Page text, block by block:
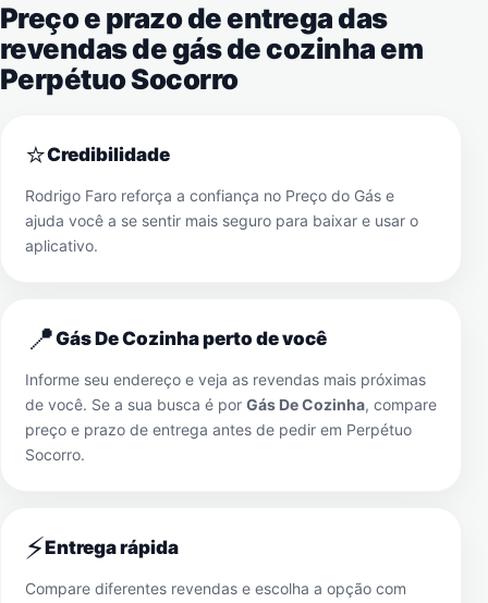
Preço e prazo de entrega das
revendas de gás de cozinha em
Perpétuo Socorro
⭐Credibilidade
Rodrigo Faro reforça a confiança no Preço do Gás e
ajuda você a se sentir mais seguro para baixar e usar o
aplicativo.
📍Gás De Cozinha perto de você
Informe seu endereço e veja as revendas mais próximas
de você. Se a sua busca é por Gás De Cozinha, compare
preço e prazo de entrega antes de pedir em Perpétuo
Socorro.
⚡Entrega rápida
Compare diferentes revendas e escolha a opção com